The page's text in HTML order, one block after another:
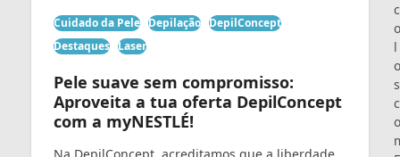
Cuidado da Pele Depilação DepilConcept
Destaques Laser
Pele suave sem compromisso:
Aproveita a tua oferta DepilConcept
com a myNESTLÉ!
c
o
l
o
s
c
o